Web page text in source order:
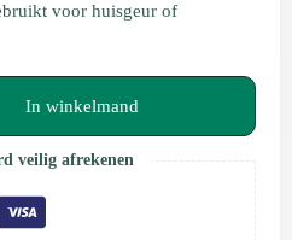
voor huisgeur of
In winkelmand
veilig afrekenen